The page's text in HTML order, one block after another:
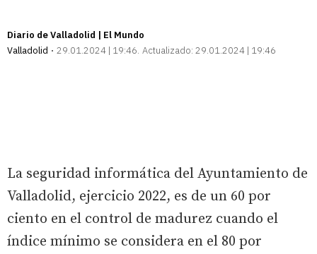
Diario de Valladolid | El Mundo
Valladolid
29.01.2024 | 19:46 Actualizado: 29.01.2024 | 19:46
La seguridad informática del Ayuntamiento de
Valladolid, ejercicio 2022, es de un 60 por
ciento en el control de madurez cuando el
índice mínimo se considera en el 80 por